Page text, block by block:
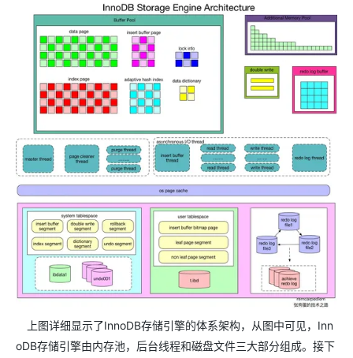
上图详细显示了InnoDB存储引擎的体系架构，从图中可见，Inn
oDB存储引擎由内存池，后台线程和磁盘文件三大部分组成。接下